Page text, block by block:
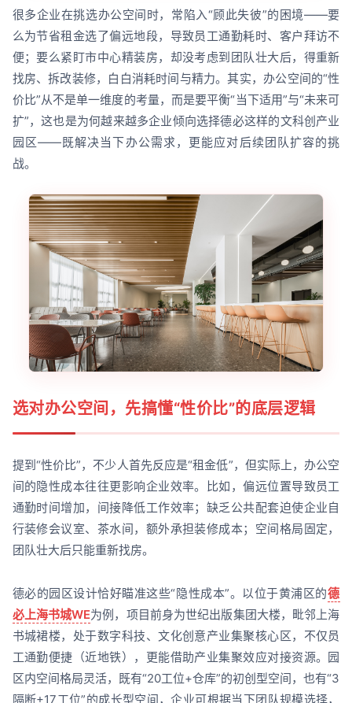
很多企业在挑选办公空间时，常陷入“顾此失彼”的困境——要
么为节省租金选了偏远地段，导致员工通勤耗时、客户拜访不
便；要么紧盯市中心精装房，却没考虑到团队壮大后，得重新
找房、拆改装修，白白消耗时间与精力。其实，办公空间的“性
价比”从不是单一维度的考量，而是要平衡“当下适用”与“未来可
扩”，这也是为何越来越多企业倾向选择德必这样的文科创产业
园区——既解决当下办公需求，更能应对后续团队扩容的挑
战。
选对办公空间，先搞懂“性价比”的底层逻辑
提到“性价比”，不少人首先反应是“租金低”，但实际上，办公空
间的隐性成本往往更影响企业效率。比如，偏远位置导致员工
通勤时间增加，间接降低工作效率；缺乏公共配套迫使企业自
行装修会议室、茶水间，额外承担装修成本；空间格局固定，
团队壮大后只能重新找房。
德必的园区设计恰好瞄准这些“隐性成本”。以位于黄浦区的德
必上海书城WE为例，项目前身为世纪出版集团大楼，毗邻上海
书城裙楼，处于数字科技、文化创意产业集聚核心区，不仅员
工通勤便捷（近地铁），更能借助产业集聚效应对接资源。园
区内空间格局灵活，既有“20工位+仓库”的初创型空间，也有“3
隔断+17工位”的成长型空间，企业可根据当下团队规模选择，